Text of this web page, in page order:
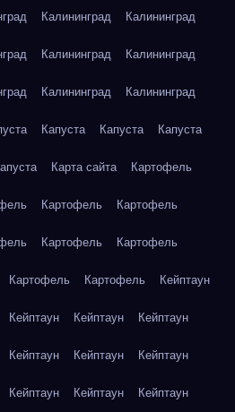
Калининград Калининград
Калининград Калининград
Калининград Калининград
Капуста Капуста Капуста
Карта сайта Картофель
Картофель Картофель
Картофель Картофель
Картофель Картофель Кейптаун
Кейптаун Кейптаун Кейптаун
Кейптаун Кейптаун Кейптаун
Кейптаун Кейптаун Кейптаун